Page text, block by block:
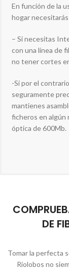
En función de la
hogar
– Si necesitas
con una línea de
no tener cortes
-Si por el
seguramente
mantienes
ficheros en algún
óptica de 600Mb.
DE
Tomar la perfecta
Riolobos no